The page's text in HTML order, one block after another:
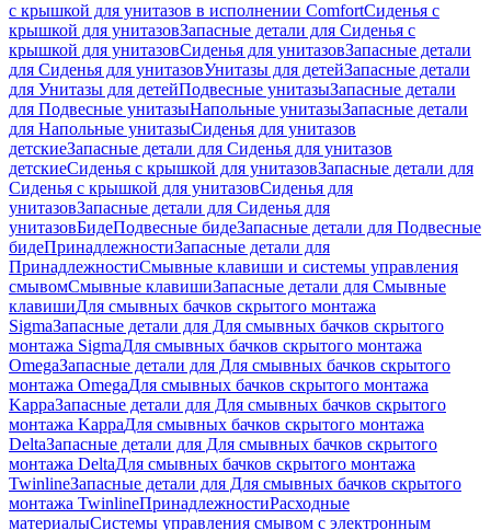
с крышкой для унитазов в исполнении ComfortСиденья с
крышкой для унитазовЗапасные детали для Сиденья с
крышкой для унитазовСиденья для унитазовЗапасные детали
для Сиденья для унитазовУнитазы для детейЗапасные детали
для Унитазы для детейПодвесные унитазыЗапасные детали
для Подвесные унитазыНапольные унитазыЗапасные детали
для Напольные унитазыСиденья для унитазов
детскиеЗапасные детали для Сиденья для унитазов
детскиеСиденья с крышкой для унитазовЗапасные детали для
Сиденья с крышкой для унитазовСиденья для
унитазовЗапасные детали для Сиденья для
унитазовБидеПодвесные бидеЗапасные детали для Подвесные
бидеПринадлежностиЗапасные детали для
ПринадлежностиСмывные клавиши и системы управления
смывомСмывные клавишиЗапасные детали для Смывные
клавишиДля смывных бачков скрытого монтажа
SigmaЗапасные детали для Для смывных бачков скрытого
монтажа SigmaДля смывных бачков скрытого монтажа
OmegaЗапасные детали для Для смывных бачков скрытого
монтажа OmegaДля смывных бачков скрытого монтажа
KappaЗапасные детали для Для смывных бачков скрытого
монтажа KappaДля смывных бачков скрытого монтажа
DeltaЗапасные детали для Для смывных бачков скрытого
монтажа DeltaДля смывных бачков скрытого монтажа
TwinlineЗапасные детали для Для смывных бачков скрытого
монтажа TwinlineПринадлежностиРасходные
материалыСистемы управления смывом с электронным